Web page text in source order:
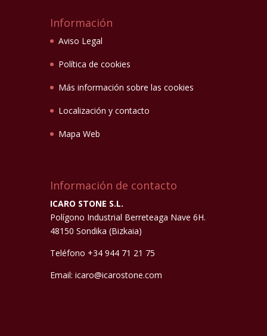
Información
Aviso Legal
Política de cookies
Más información sobre las cookies
Localización y contacto
Mapa Web
Información de contacto
ICARO STONE S.L.
Polígono Industrial Berreteaga Nave 6H.
48150 Sondika (Bizkaia)
Teléfono +34 944 71 21 75
Email: icaro@icarostone.com